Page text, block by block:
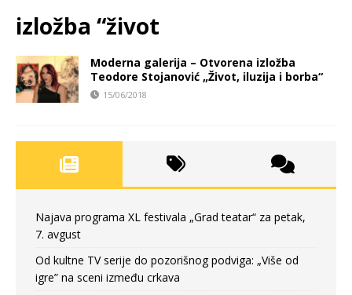
izložba “život
Moderna galerija – Otvorena izložba
Teodore Stojanović „Život, iluzija i borba“
15/06/2018
Najava programa XL festivala „Grad teatar“ za petak,
7. avgust
Od kultne TV serije do pozorišnog podviga: „Više od
igre” na sceni između crkava